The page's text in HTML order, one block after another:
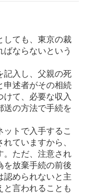
しても、東京の裁
ならないという
記入し、父親の死
申述者がその相続
けて、必要な収入
送の方法で手続を
ットで入手するこ
ていますから、
。ただ、注意され
を放棄手続の前後
認められないと主
と言われることも